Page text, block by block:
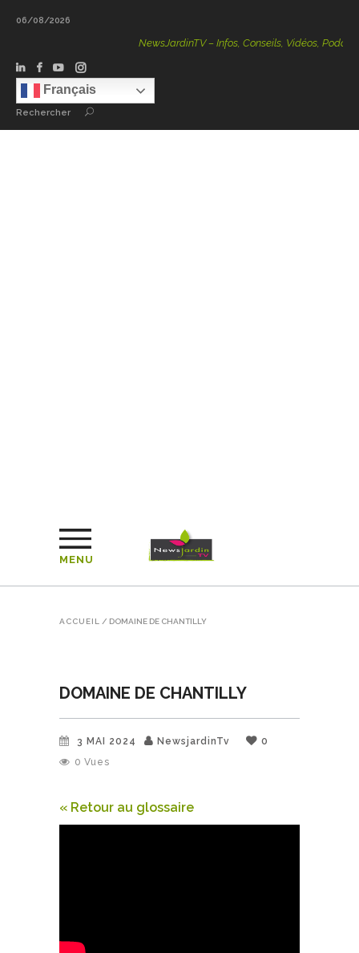
06/08/2026
NewsJardinTV – Infos, Conseils, Vidéos, Podcasts –
Français
Rechercher
MENU
ACCUEIL / DOMAINE DE CHANTILLY
DOMAINE DE CHANTILLY
3 MAI 2024 NewsjardinTv
0
0 Vues
« Retour au glossaire